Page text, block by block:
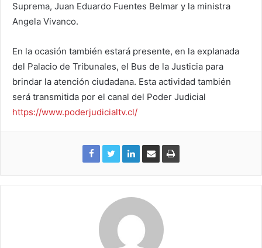
Suprema, Juan Eduardo Fuentes Belmar y la ministra
Angela Vivanco.
En la ocasión también estará presente, en la explanada
del Palacio de Tribunales, el Bus de la Justicia para
brindar la atención ciudadana. Esta actividad también
será transmitida por el canal del Poder Judicial
https://www.poderjudicialtv.cl/